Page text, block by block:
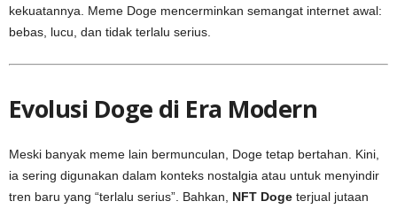
kekuatannya. Meme Doge mencerminkan semangat internet awal:
bebas, lucu, dan tidak terlalu serius.
Evolusi Doge di Era Modern
Meski banyak meme lain bermunculan, Doge tetap bertahan. Kini,
ia sering digunakan dalam konteks nostalgia atau untuk menyindir
tren baru yang “terlalu serius”. Bahkan, NFT Doge terjual jutaan